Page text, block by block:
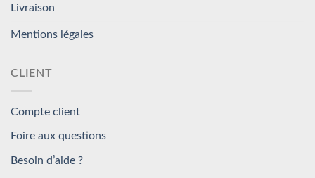
Livraison
Mentions légales
CLIENT
Compte client
Foire aux questions
Besoin d’aide ?